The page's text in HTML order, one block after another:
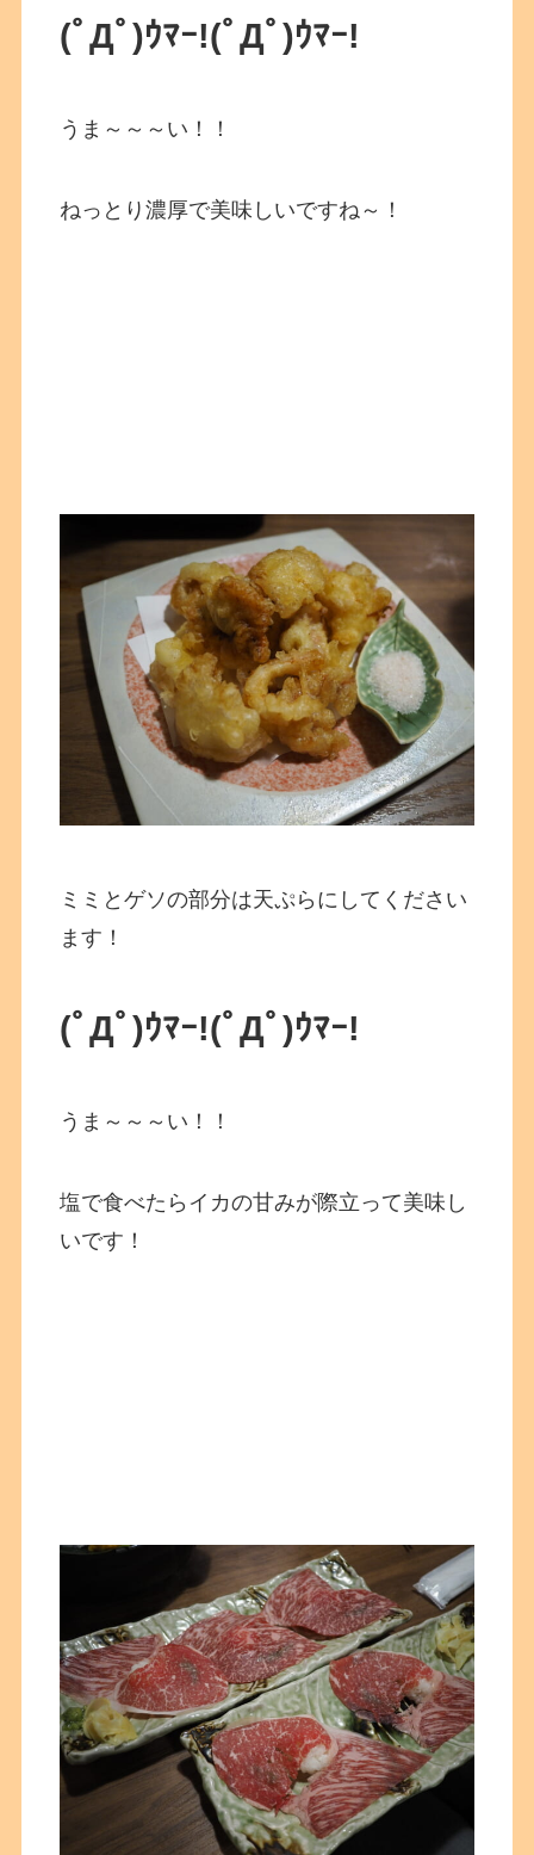
(ﾟДﾟ)ｳﾏｰ!(ﾟДﾟ)ｳﾏｰ!
うま～～～い！！
ねっとり濃厚で美味しいですね～！
ミミとゲソの部分は天ぷらにしてください
ます！
(ﾟДﾟ)ｳﾏｰ!(ﾟДﾟ)ｳﾏｰ!
うま～～～い！！
塩で食べたらイカの甘みが際立って美味し
いです！